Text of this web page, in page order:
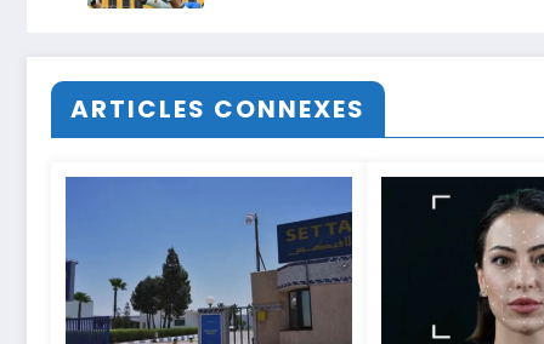
ARTICLES CONNEXES